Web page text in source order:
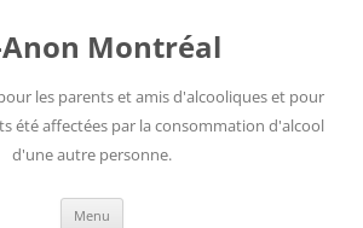
Montréal
les parents et amis d'alcooliques et pour
été affectées par la consommation d'alcool
d'une autre personne.
Menu